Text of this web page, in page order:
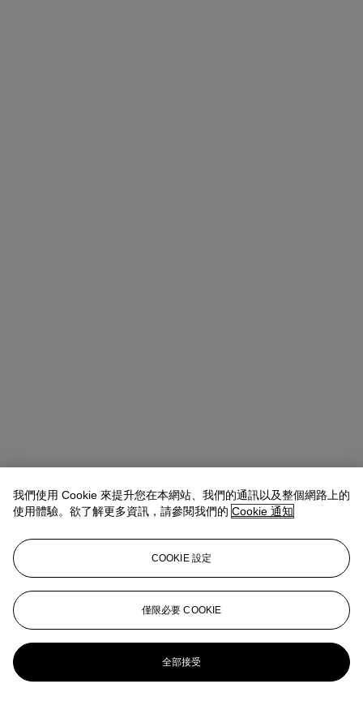
我們使用 Cookie 來提升您在本網站、我們的通訊以及整個網路上的
使用體驗。欲了解更多資訊，請參閱我們的 Cookie 通知
COOKIE 設定
僅限必要 COOKIE
全部接受